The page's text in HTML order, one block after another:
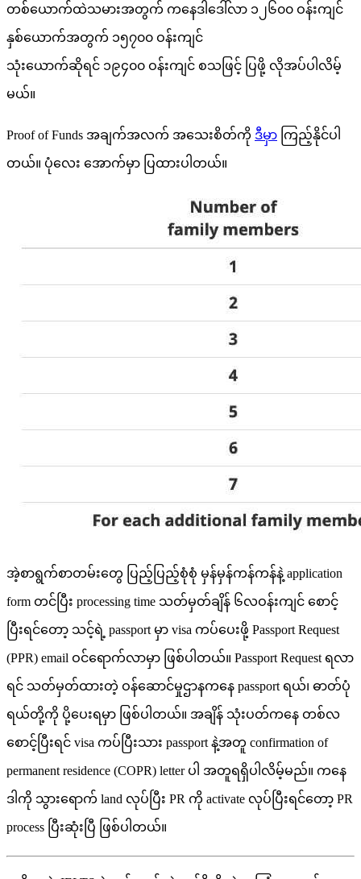
တစ်ယောက်ထဲသမားအတွက် ကနေဒါဒေါ်လာ ၁၂၆၀၀ ဝန်းကျင်
နှစ်ယောက်အတွက် ၁၅၇၀၀ ဝန်းကျင်
သုံးယောက်ဆိုရင် ၁၉၄၀၀ ဝန်းကျင် စသဖြင့် ပြဖို့ လိုအပ်ပါလိမ့်
မယ်။
Proof of Funds အချက်အလက် အသေးစိတ်ကို ဒီမှာ ကြည့်နိုင်ပါ
တယ်။ ပုံလေး အောက်မှာ ပြထားပါတယ်။
အဲ့စာရွက်စာတမ်းတွေ ပြည့်ပြည့်စုံစုံ မှန်မှန်ကန်ကန်နဲ့ application
form တင်ပြီး processing time သတ်မှတ်ချိန် ၆လဝန်းကျင် စောင့်
ပြီးရင်တော့ သင့်ရဲ့ passport မှာ visa ကပ်ပေးဖို့ Passport Request
(PPR) email ဝင်ရောက်လာမှာ ဖြစ်ပါတယ်။ Passport Request ရလာ
ရင် သတ်မှတ်ထားတဲ့ ဝန်ဆောင်မှုဌာနကနေ passport ရယ်၊ ဓာတ်ပုံ
ရယ်တို့ကို ပို့ပေးရမှာ ဖြစ်ပါတယ်။ အချိန် သုံးပတ်ကနေ တစ်လ
စောင့်ပြီးရင် visa ကပ်ပြီးသား passport နဲ့အတူ confirmation of
permanent residence (COPR) letter ပါ အတူရရှိပါလိမ့်မည်။ ကနေ
ဒါကို ​​​သွား​ရောက် land လုပ်ပြီး PR ကို activate လုပ်ပြီးရင်တော့ PR
process ပြီးဆုံးပြီ ဖြစ်ပါတယ်။